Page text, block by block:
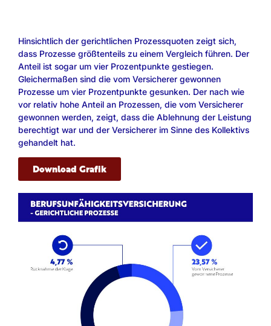
Hinsichtlich der gerichtlichen Prozessquoten zeigt sich,
dass Prozesse größtenteils zu einem Vergleich führen. Der
Anteil ist sogar um vier Prozentpunkte gestiegen.
Gleichermaßen sind die vom Versicherer gewonnen
Prozesse um vier Prozentpunkte gesunken. Der nach wie
vor relativ hohe Anteil an Prozessen, die vom Versicherer
gewonnen werden, zeigt, dass die Ablehnung der Leistung
berechtigt war und der Versicherer im Sinne des Kollektivs
gehandelt hat.
Download Grafik